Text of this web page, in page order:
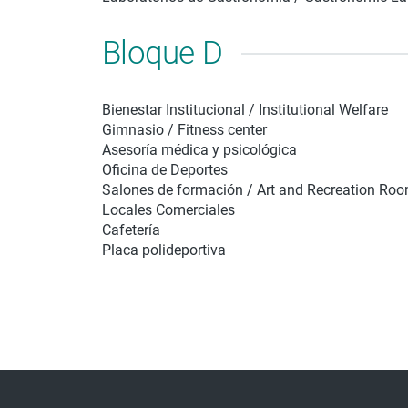
Bloque D
Bienestar Institucional / Institutional Welfare
Gimnasio / Fitness center
Asesoría médica y psicológica
Oficina de Deportes
Salones de formación / Art and Recreation
Locales Comerciales
Cafetería
Placa polideportiva